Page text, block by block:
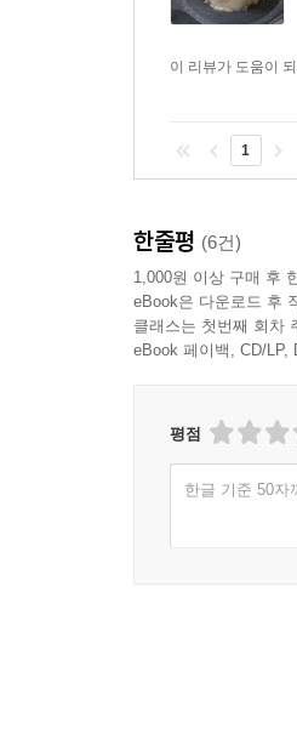
이 리뷰가 도움이
1
한줄평 (6건)
1,000원 이상 구매 후
eBook은 다운로드 후
클래스는 첫번째 회차
eBook 페이백, CD/
평점
한글 기준 50자